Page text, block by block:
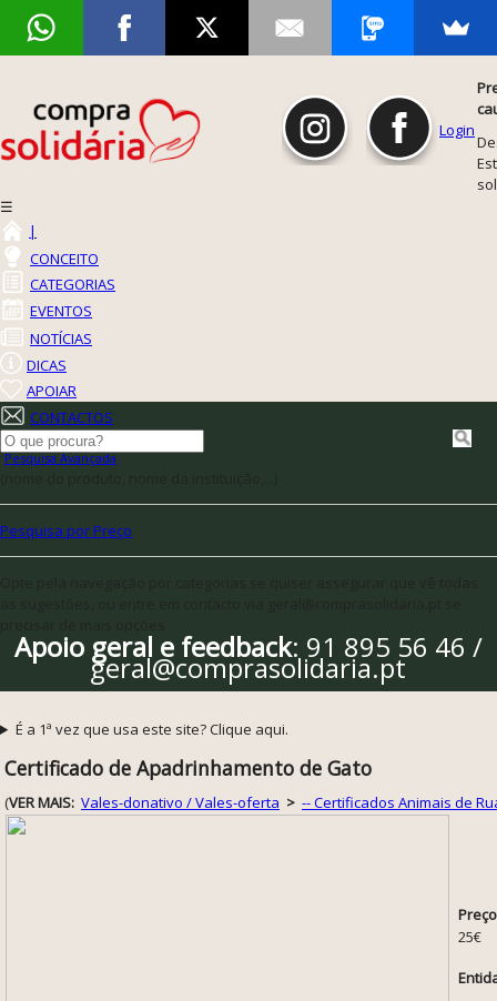
Login
☰
|
CONCEITO
CATEGORIAS
EVENTOS
NOTÍCIAS
DICAS
APOIAR
CONTACTOS
Pesquisa Avançada
Pesquisa por Preço
Apoio geral e feedback: 91 895 56 46 /
geral@comprasolidaria.pt
É a 1ª vez que usa este site? Clique aqui.
Certificado de Apadrinhamento de Gato
(VER MAIS: Vales-donativo / Vales-oferta > -- Certificados Animais de
25€